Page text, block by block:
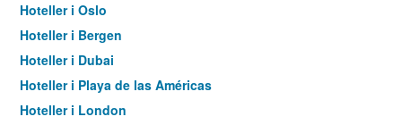
Hoteller i Oslo
Hoteller i Bergen
Hoteller i Dubai
Hoteller i Playa de las Américas
Hoteller i London